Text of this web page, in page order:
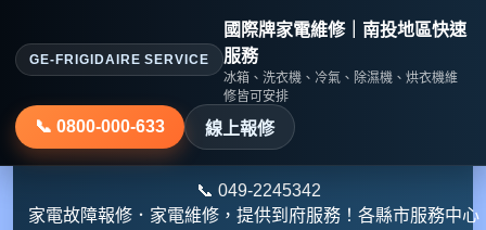
GE-FRIGIDAIRE SERVICE
國際牌家電維修｜南投地區快速
服務
冰箱、洗衣機、冷氣、除濕機、烘衣機維
修皆可安排
📞 0800-000-633 線上報修
📞 049-2245342
家電故障報修．家電維修，提供到府服務！各縣市服務中心